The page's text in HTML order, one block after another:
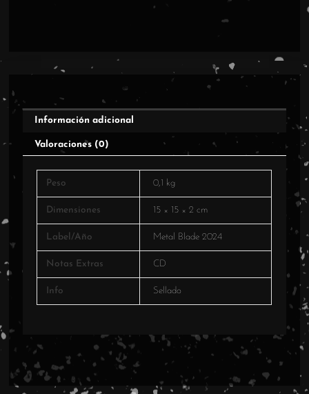
Información adicional
Valoraciones (0)
Peso 0,1 kg
Dimensiones 15 × 15 × 2 cm
Label/Año Metal Blade 2024
Notas Extras CD
Info Sellado